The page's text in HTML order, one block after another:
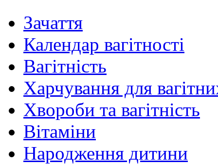
Зачаття
Календар вагітності
Вагітність
Харчування для
Хвороби та вагітність
Вітаміни
Народження дитини